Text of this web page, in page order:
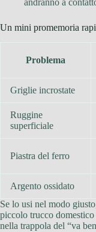
andranno a
Un mini promemoria
Problema
Griglie incrostate
Ruggine
superficiale
Piastra del ferro
Argento ossidato
Se lo usi nel modo
piccolo trucco domestico
nella trappola del “va